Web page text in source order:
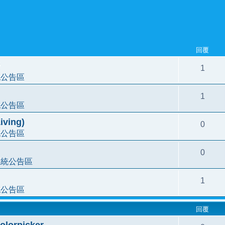
回覆
告區
1
告區
1
告區
0
公告區
0
告區
1
回覆